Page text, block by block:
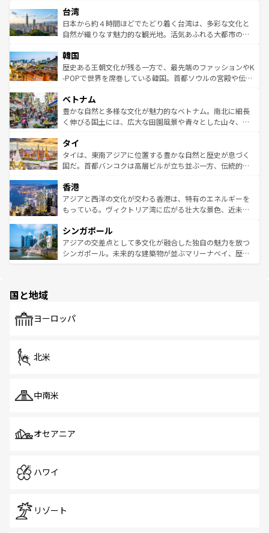
ならではの贅沢な旅のスタイルだ。 なお、新着のアメリカ
情報はコンテンツ一覧を参照してほしい。
れるおもてなしの心で訪れる人々を迎えてくれるハワイの
人々、おいしいローカルフードやハワイアンミュージッ
ク、伝統的なフラダンスなど、すべてがハワイの魅力を彩
ワイを、存分に味わってほしい。 なお、新着のハワイ情報
はコンテンツ一覧を参照してほしい。
リアリーフや大陸中央部にそびえるウルル（エアーズロッ
ク）、タスマニアの美しい原生林やケアンズの熱帯雨林な
ど、見どころがたくさん。また、カフェやワイン、オージ
いる。アクティビティも充実しており、サーフィンやダイ
ビング、ハイキングなど、アウトドア好きにはたまらな
い。オーストラリアの多彩な魅力を存分に味わいつくそ
参照してほしい。
台湾
日本から約４時間ほどでたどり着く台湾は、多彩な文化と
自然が織りなす魅力的な観光地。活気あふれる大都市の台
ン）、静ひつな山岳地帯である台湾東部など、都市の喧騒
と山間の静けさが共存しており、訪れる人に新しい発見と
驚きをもたらしてくれる。また、奥深い台湾の食文化も魅
容にもいいと評判のスイーツなど、バラエティ豊かな料理
が味わえる。 なお、新着の台湾情報は コンテンツ一覧を参
照してほしい。
韓国
歴史ある王朝文化が残る一方で、最先端のファッションやK
-POPで世界を席巻している韓国。首都ソウルの宮殿や伝統
き、地方に足を延ばせば四季折々の自然美を楽しむことが
できる。そして、キムチや焼肉、絶品のストリートフード
まで、さまざまな韓国料理が待っている。夜には、韓国な
リティに包まれながら、韓国の多彩な魅力を心ゆくまで味
わってみてほしい。 なお、新着の韓国情報はコンテンツ一
覧を参照してほしい。
ベトナム
豊かな自然と多様な文化が魅力的なベトナム。南北に細長
く伸びる国土には、広大な田園風景や青々とした山々、世
急速な発展と共に伝統が息づく。ハノイの古い町並みやホ
ーチミン市のフランス統治時代の建物も、独特の雰囲気を
醸し出している。また、バラエティの豊かさとおいしさで
とつ。フォーやバインミー、ベトナムコーヒーなどは、ぜ
ひ現地で味わいたい。どの地域を訪れてもあたたかい人々
が旅行者を迎えてくれるので、きっと忘れられない旅にな
参照してほしい。
タイ
タイは、東南アジアに位置する豊かな自然と歴史が息づく
国だ。首都バンコクは高層ビルが立ち並ぶ一方、伝統的な
の活気が交差している。北部ではチェンマイなどの山岳地
帯で自然と触れ合い、南部ではプーケットやクラビの美し
いビーチでリゾート気分を楽しむことができる。タイ料理
激する。気候は一年中温暖で、どの季節にも異なる楽しみ
が待っている。親しみやすいタイの人々、仏教を中心とし
た文化、そして多様な観光資源が、訪れる旅人を魅了し続
香港
アジアと西洋の文化が交わる香港は、特有のエネルギーを
もっている。ヴィクトリア湾に広がる壮大な景色、近未来
み、どこを訪れても感動するはず。観光スポットが密集し
ており、効率よく見どころを回れるのも魅力。息をのむよ
うな絶景から文化的な体験まで、香港を存分に楽しみ尽く
シンガポール
アジアの交差点として多文化が融合した独自の魅力を放つ
シンガポール。未来的な建築物が並ぶマリーナベイ、歴史
で、ホーカーズは地元の風情を楽しめる外せないスポット
国と地域
ヨーロッパ
北米
中南米
オセアニア
ハワイ
リゾート